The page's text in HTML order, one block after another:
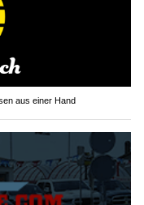
aus einer Hand